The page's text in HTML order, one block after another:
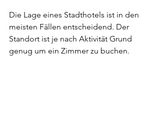
Die Lage eines Stadthotels ist in den
meisten Fällen entscheidend. Der
Standort ist je nach Aktivität Grund
genug um ein Zimmer zu buchen.